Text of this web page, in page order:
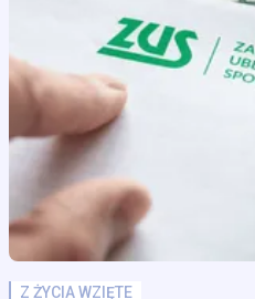
Z ŻYCIA WZIĘTE